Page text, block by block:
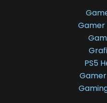
PS5